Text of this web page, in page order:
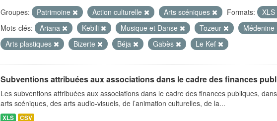
Groupes: Patrimoine Action culturelle Arts scéniques Formats: XLS
Mots-clés:
Ariana Kebili Musique et Danse Tozeur
Médenine
Arts plastiques
Bizerte Béja Gabès Le Kef
Subventions attribuées aux associations dans le cadre des finances
Les subventions attribuées aux associations dans le cadre des finances publiques,
arts scéniques, des arts audio-visuels, de l’animation culturelles, de la...
XLS CSV